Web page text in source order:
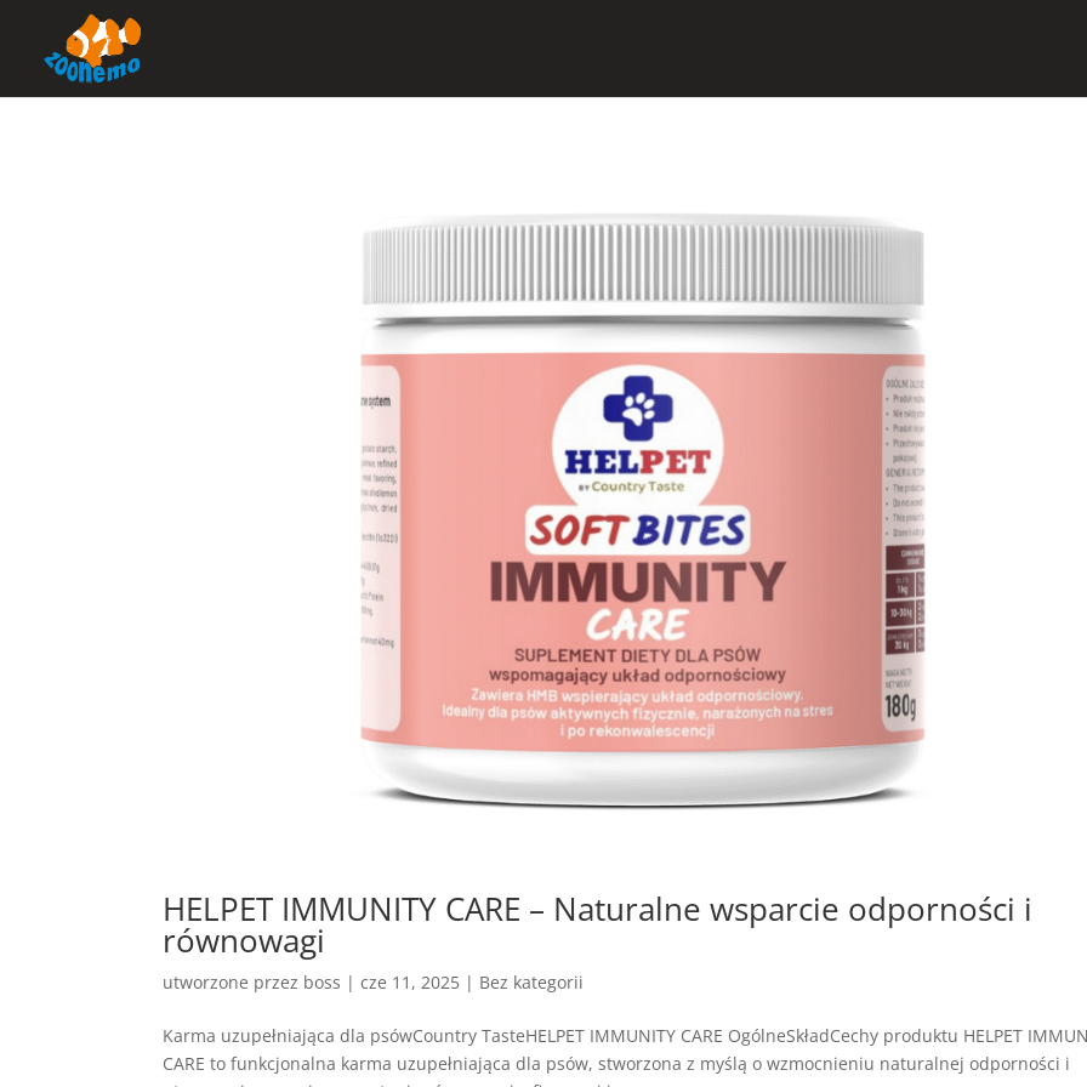
HELPET IMMUNITY CARE – Naturalne wsparcie odporności i
równowagi
utworzone przez boss |cze 11, 2025 | Bez kategorii
Karma uzupełniająca dla psówCountry TasteHELPET IMMUNITY CARE OgólneSkładCechy produktu HELPET
CARE to funkcjonalna karma uzupełniająca dla psów, stworzona z myślą o wzmocnieniu naturalnej odporności i